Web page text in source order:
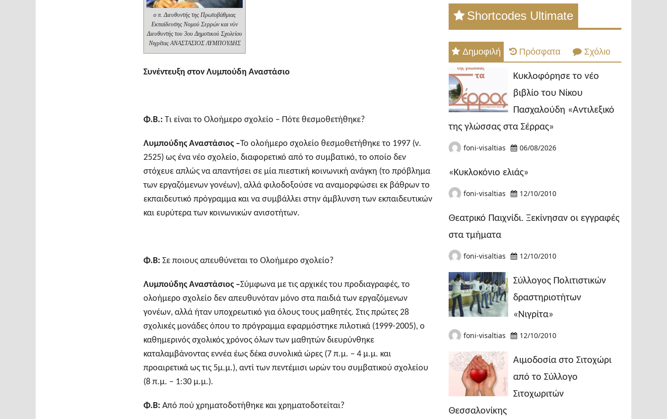
ο π. Διευθυντής της Πρωτοβάθμιας
Εκπαίδευσης Νομού Σερρών και νύν
Διευθυντής του 3ου Δημοτικού Σχολείου
Νιγρίτας ΑΝΑΣΤΑΣΙΟΣ ΛΥΜΠΟΥΔΗΣ
Συνέντευξη στον Λυμπούδη Αναστάσιο
Φ.Β.: Τι είναι το Ολοήμερο σχολείο – Πότε θεσμοθετήθηκε?
Λυμπούδης Αναστάσιος –Το ολοήμερο σχολείο θεσμοθετήθηκε το 1997 (ν.
2525) ως ένα νέο σχολείο, διαφορετικό από το συμβατικό, το οποίο δεν
στόχευε απλώς να απαντήσει σε μία πιεστική κοινωνική ανάγκη (το πρόβλημα
των εργαζόμενων γονέων), αλλά φιλοδοξούσε να αναμορφώσει εκ βάθρων το
εκπαιδευτικό πρόγραμμα και να συμβάλλει στην άμβλυνση των εκπαιδευτικών
και ευρύτερα των κοινωνικών ανισοτήτων.
Φ.Β: Σε ποιους απευθύνεται το Ολοήμερο σχολείο?
Λυμπούδης Αναστάσιος –Σύμφωνα με τις αρχικές του προδιαγραφές, το
ολοήμερο σχολείο δεν απευθυνόταν μόνο στα παιδιά των εργαζόμενων
γονέων, αλλά ήταν υποχρεωτικό για όλους τους μαθητές. Στις πρώτες 28
σχολικές μονάδες όπου το πρόγραμμα εφαρμόστηκε πιλοτικά (1999-2005), ο
καθημερινός σχολικός χρόνος όλων των μαθητών διευρύνθηκε
καταλαμβάνοντας εννέα έως δέκα συνολικά ώρες (7 π.μ. – 4 μ.μ. και
προαιρετικά ως τις 5μ.μ.), αντί των πεντέμισι ωρών του συμβατικού σχολείου
(8 π.μ. – 1:30 μ.μ.).
Φ.Β: Από πού χρηματοδοτήθηκε και χρηματοδοτείται?
Shortcodes Ultimate
Δημοφιλή Πρόσφατα Σχόλιο
Κυκλοφόρησε το νέο
βιβλίο του Νίκου
Πασχαλούδη «Αντιλεξικό
της γλώσσας στα Σέρρας»
foni-visaltias 06/08/2026
«Κυκλοκόνιο ελιάς»
foni-visaltias 12/10/2010
Θεατρικό Παιχνίδι. Ξεκίνησαν οι εγγραφές
στα τμήματα
foni-visaltias 12/10/2010
Σύλλογος Πολιτιστικών
δραστηριοτήτων
«Νιγρίτα»
foni-visaltias 12/10/2010
Αιμοδοσία στο Σιτοχώρι
από το Σύλλογο
Σιτοχωριτών
Θεσσαλονίκης